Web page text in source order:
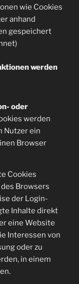
wie Cookies
anhand
gespeichert
werden
oder
werden
Nutzer ein
Browser
Cookies
Browsers
der Login-
Inhalte direkt
eine Website
Interessen von
oder zu
in einem